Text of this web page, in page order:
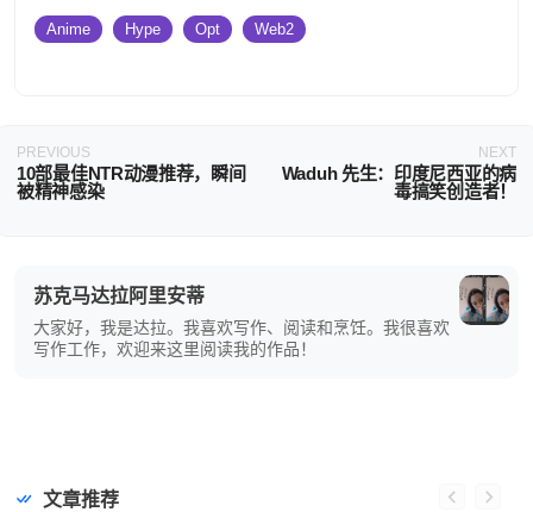
Anime Hype Opt Web2
PREVIOUS
10部最佳NTR动漫推荐，瞬间
被精神感染
NEXT
Waduh 先生：印度尼西亚的病
毒搞笑创造者！
苏克马达拉阿里安蒂
大家好，我是达拉。我喜欢写作、阅读和烹饪。我很喜欢
写作工作，欢迎来这里阅读我的作品！
文章推荐